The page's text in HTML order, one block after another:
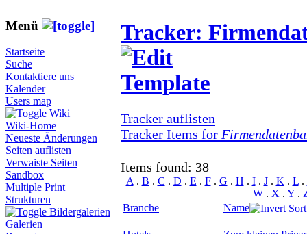
Menü
Startseite
Suche
Kontaktiere uns
Kalender
Users map
Wiki
Wiki-Home
Neueste Änderungen
Seiten auflisten
Verwaiste Seiten
Sandbox
Multiple Print
Strukturen
Bildergalerien
Galerien
Tracker:
Tracker auflisten
Tracker Items for
Items found: 38
A . B . C . D . E . F. G . H . I. J. K . L.
W . X . Y .
Branche
Name